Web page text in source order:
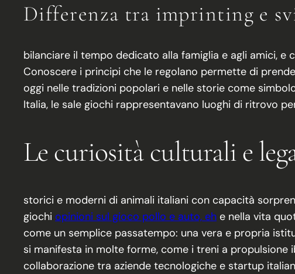
Differenza tra imprinting e
bilanciare il tempo dedicato alla famiglia e agli amici,
Conoscere i principi che le regolano permette di
oggi nelle tradizioni popolari e nelle storie come
Italia, le sale giochi rappresentavano luoghi di ritrovo
Le curiosità culturali e
storici e moderni di animali italiani con capacità
giochi opinioni sul gioco pollo e auto, eh e nella vita
come un semplice passatempo: una vera e propria
si manifesta in molte forme, come i treni a propulsione
collaborazione tra aziende tecnologiche e startup